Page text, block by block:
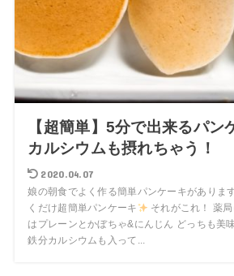
【超簡単】5分で出来るパン
カルシウムも摂れちゃう！
2020.04.07
娘の朝食でよく作る簡単パンケーキがありま
くだけ超簡単パンケーキ
それがこれ！ 薬
はプレーンとかぼちゃ&にんじん どっちも美
鉄分カルシウムも入って...